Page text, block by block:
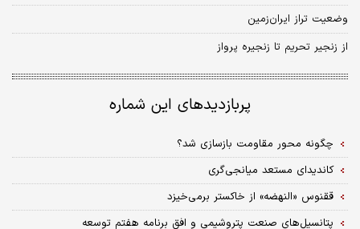
وضعیت تراز ایران‌زمین
از زنجیر تحریم تا زنجیره پرواز
پربازدیدهای این شماره
چگونه محور مقاومت بازسازی شد؟
کاندیدای مستعد میانجی‌گری
ققنوس «النهضه» از خاکستر برمی‌خیزد
پتانسیل‌های صنعت پتروشیمی و افق برنامه هفتم توسعه